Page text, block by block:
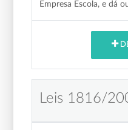
Empresa Escola, e dá
Leis 1816/